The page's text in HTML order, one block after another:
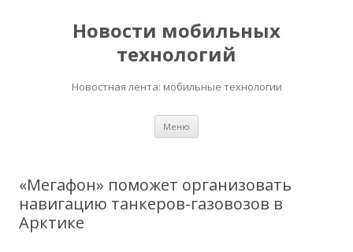
Новости мобильных
технологий
Новостная лента: мобильные технологии
Меню
«Мегафон» поможет организовать
навигацию танкеров-газовозов в
Арктике